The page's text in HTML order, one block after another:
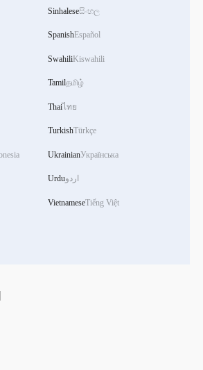
Sinhaleseසිංහල
SpanishEspañol
SwahiliKiswahili
Tamilதமிழ்
Thaiไทย
TurkishTürkçe
UkrainianУкраїнська
Urduاردو
VietnameseTiếng Việt